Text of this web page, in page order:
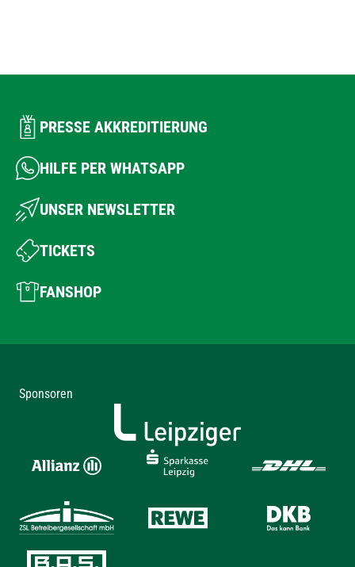
PRESSE AKKREDITIERUNG
HILFE PER WHATSAPP
UNSER NEWSLETTER
TICKETS
FANSHOP
Sponsoren